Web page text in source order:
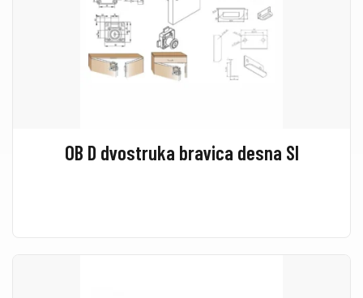
OB D dvostruka bravica desna SI